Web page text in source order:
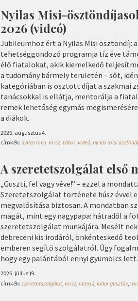
Nyilas Misi-
2026 (videó)
Jubileumhoz ért a Nyilas Misi ösztöndíj:
tehetséggondozó programja tíz éve
élő fiatalokat, akik kiemelkedő
a tudomány bármely területén – sőt,
kategóriában is osztott díjat a szakmai
tanácsokkal is ellátja, mentorálja a
remek lehetőség egymás
a diákok.
2026. augusztus 4.
címkék: nyilas misi, mrsz, tábor, videó, nyilas misi
A szeretetszolgálat első
„Guszti, fel vagy véve!” – ezzel a
Szeretetszolgálat története húsz évvel
megvalósítása biztosan. A mondatban
magát, mint egy nagypapa: hátradől a
szeretetszolgálat munkájára. Mesélt
debreceni kis irodáról, önkénteskedő
emberen segítő szolgálatról. Úgy
hogy egy palántából ennyi gyümölcs lett.
2026. július 19.
címkék: szeretetszolgálat mrsz interjú fodor gusztáv,